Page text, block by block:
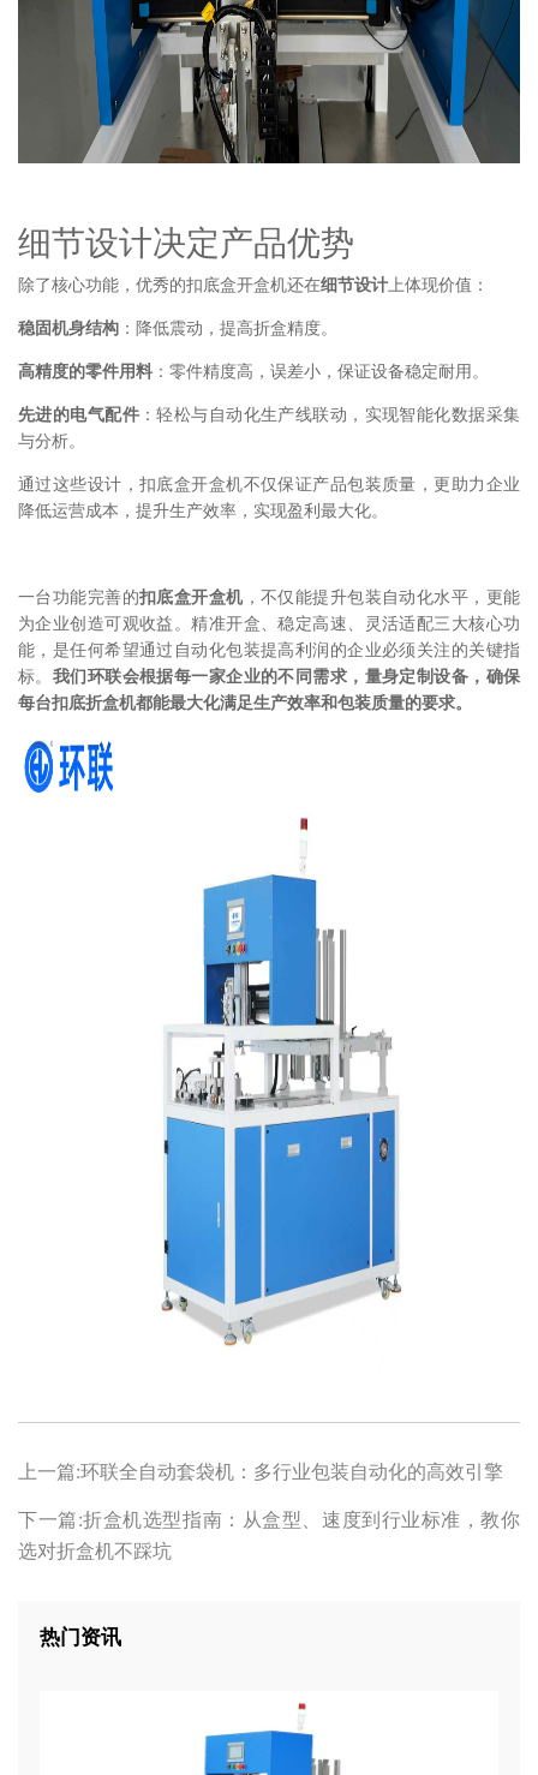
细节设计决定产品优势
除了核心功能，优秀的扣底盒开盒机还在细节设计 上体现价值：
稳固机身结构 ：降低震动，提高折盒精度。
高精度的零件用料 ：零件精度高，误差小，保证设备稳定耐用。
先进的电气配件 ：轻松与自动化生产线联动，实现智能化数据采集
与分析。
通过这些设计，扣底盒开盒机不仅保证产品包装质量，更助力企业
降低运营成本，提升生产效率，实现盈利最大化。
一台功能完善的扣底盒开盒机 ，不仅能提升包装自动化水平，更能
为企业创造可观收益。精准开盒、稳定高速、灵活适配三大核心功
能，是任何希望通过自动化包装提高利润的企业必须关注的关键指
标。 我们环联会根据每一家企业的不同需求，量身定制设备，确保
每台扣底折盒机都能最大化满足生产效率和包装质量的要求。
上一篇:环联全自动套袋机：多行业包装自动化的高效引擎
下一篇:折盒机选型指南：从盒型、速度到行业标准，教你
选对折盒机不踩坑
热门资讯